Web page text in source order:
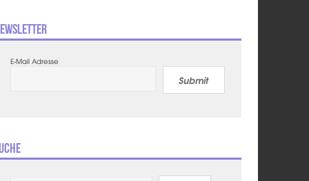
E-Mail Adresse
Submit